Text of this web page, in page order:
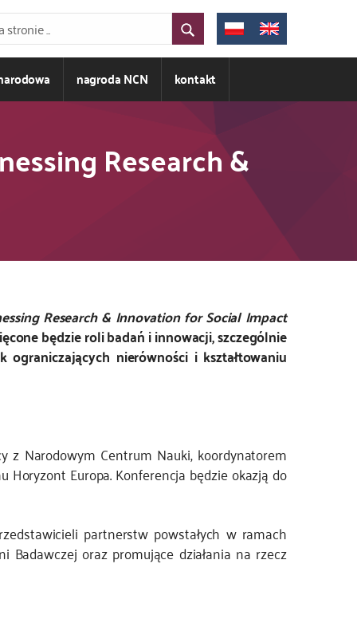
nagroda NCN kontakt
Research &
Research & Innovation for Social Impact
będzie roli badań i innowacji, szczególnie
nierówności i kształtowaniu
z Narodowym Centrum Nauki, koordynatorem
Europa. Konferencja będzie okazją do
partnerstw powstałych w ramach
oraz promujące działania na rzecz